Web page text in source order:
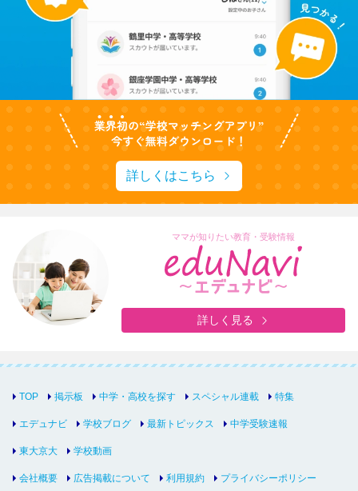
詳しくはこちら
ママが知りたい教育・受験情報
詳しく見る
TOP 掲示板 中学・高校を探す スペシャル連載 特集
エデュナビ 学校ブログ 最新トピックス 中学受験速報
東大京大 学校動画
会社概要 広告掲載について 利用規約 プライバシーポリシー